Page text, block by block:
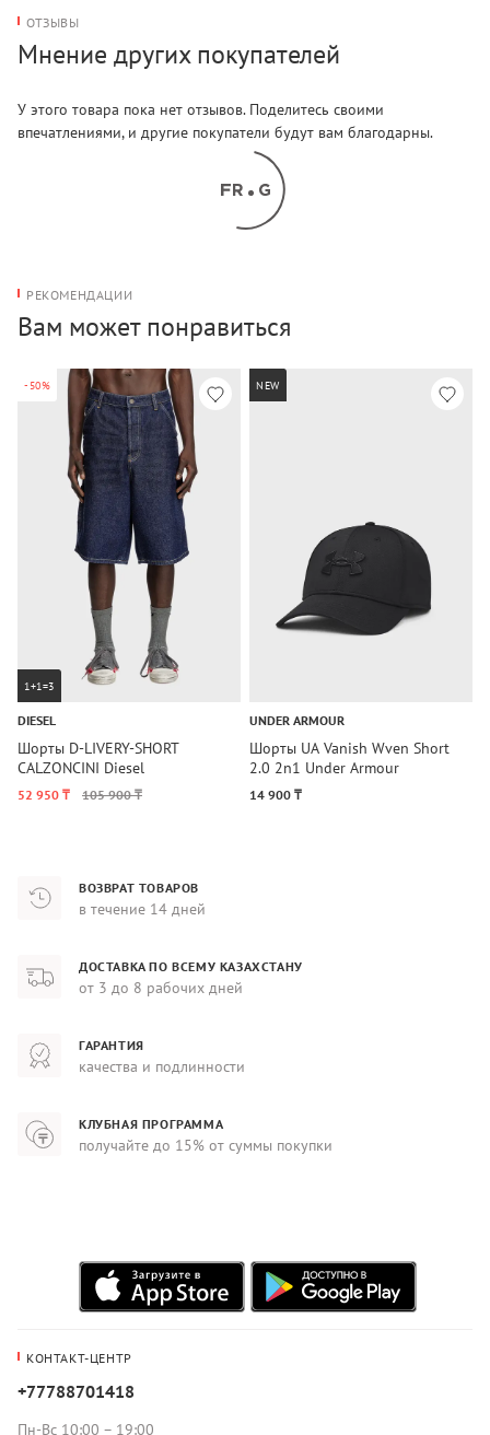
ОТЗЫВЫ
Мнение других покупателей
У этого товара пока нет отзывов. Поделитесь своими
впечатлениями, и другие покупатели будут вам благодарны.
РЕКОМЕНДАЦИИ
Вам может понравиться
-50%
1+1=3
DIESEL
Шорты D-LIVERY-SHORT
CALZONCINI Diesel
52 950 ₸ 105 900 ₸
NEW
UNDER ARMOUR
Шорты UA Vanish Wven Short
2.0 2n1 Under Armour
14 900 ₸
ВОЗВРАТ ТОВАРОВ
в течение 14 дней
ДОСТАВКА ПО ВСЕМУ КАЗАХСТАНУ
от 3 до 8 рабочих дней
ГАРАНТИЯ
качества и подлинности
КЛУБНАЯ ПРОГРАММА
получайте до 15% от суммы покупки
КОНТАКТ-ЦЕНТР
+77788701418
Пн-Вс 10:00 – 19:00